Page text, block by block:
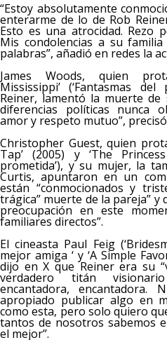
“Estoy absolutamente
enterarme de lo de Rob
Esto es una atrocidad. Rezo
Mis condolencias a su
palabras”, añadió en redes la
James Woods, quien
Mississippi’ (‘Fantasmas
Reiner, lamentó la muerte de
diferencias políticas nunca
amor y respeto mutuo”, precisó
Christopher Guest, quien
Tap’ (2005) y ‘The
prometida’), y su mujer, la
Curtis, apuntaron en un
están “conmocionados y
trágica” muerte de la pareja”
preocupación en este
familiares directos”.
El cineasta Paul Feig
mejor amiga ‘ y ‘A Simple
dijo en X que Reiner era su
verdadero titán
encantadora, encantadora.
apropiado publicar algo en
como esta, pero solo quiero
tantos de nosotros sabemos
el mejor”.